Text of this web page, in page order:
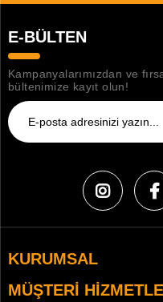
E-BÜLTEN
Kampanyalarımızdan ve
bültenimize kayıt olun!
KURUMSAL
MÜŞTERI